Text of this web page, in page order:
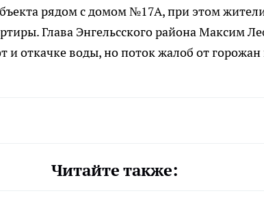
рядом с домом №17А, при этом
Глава Энгельсского района Максим
и откачке воды, но поток жалоб от
Читайте также: